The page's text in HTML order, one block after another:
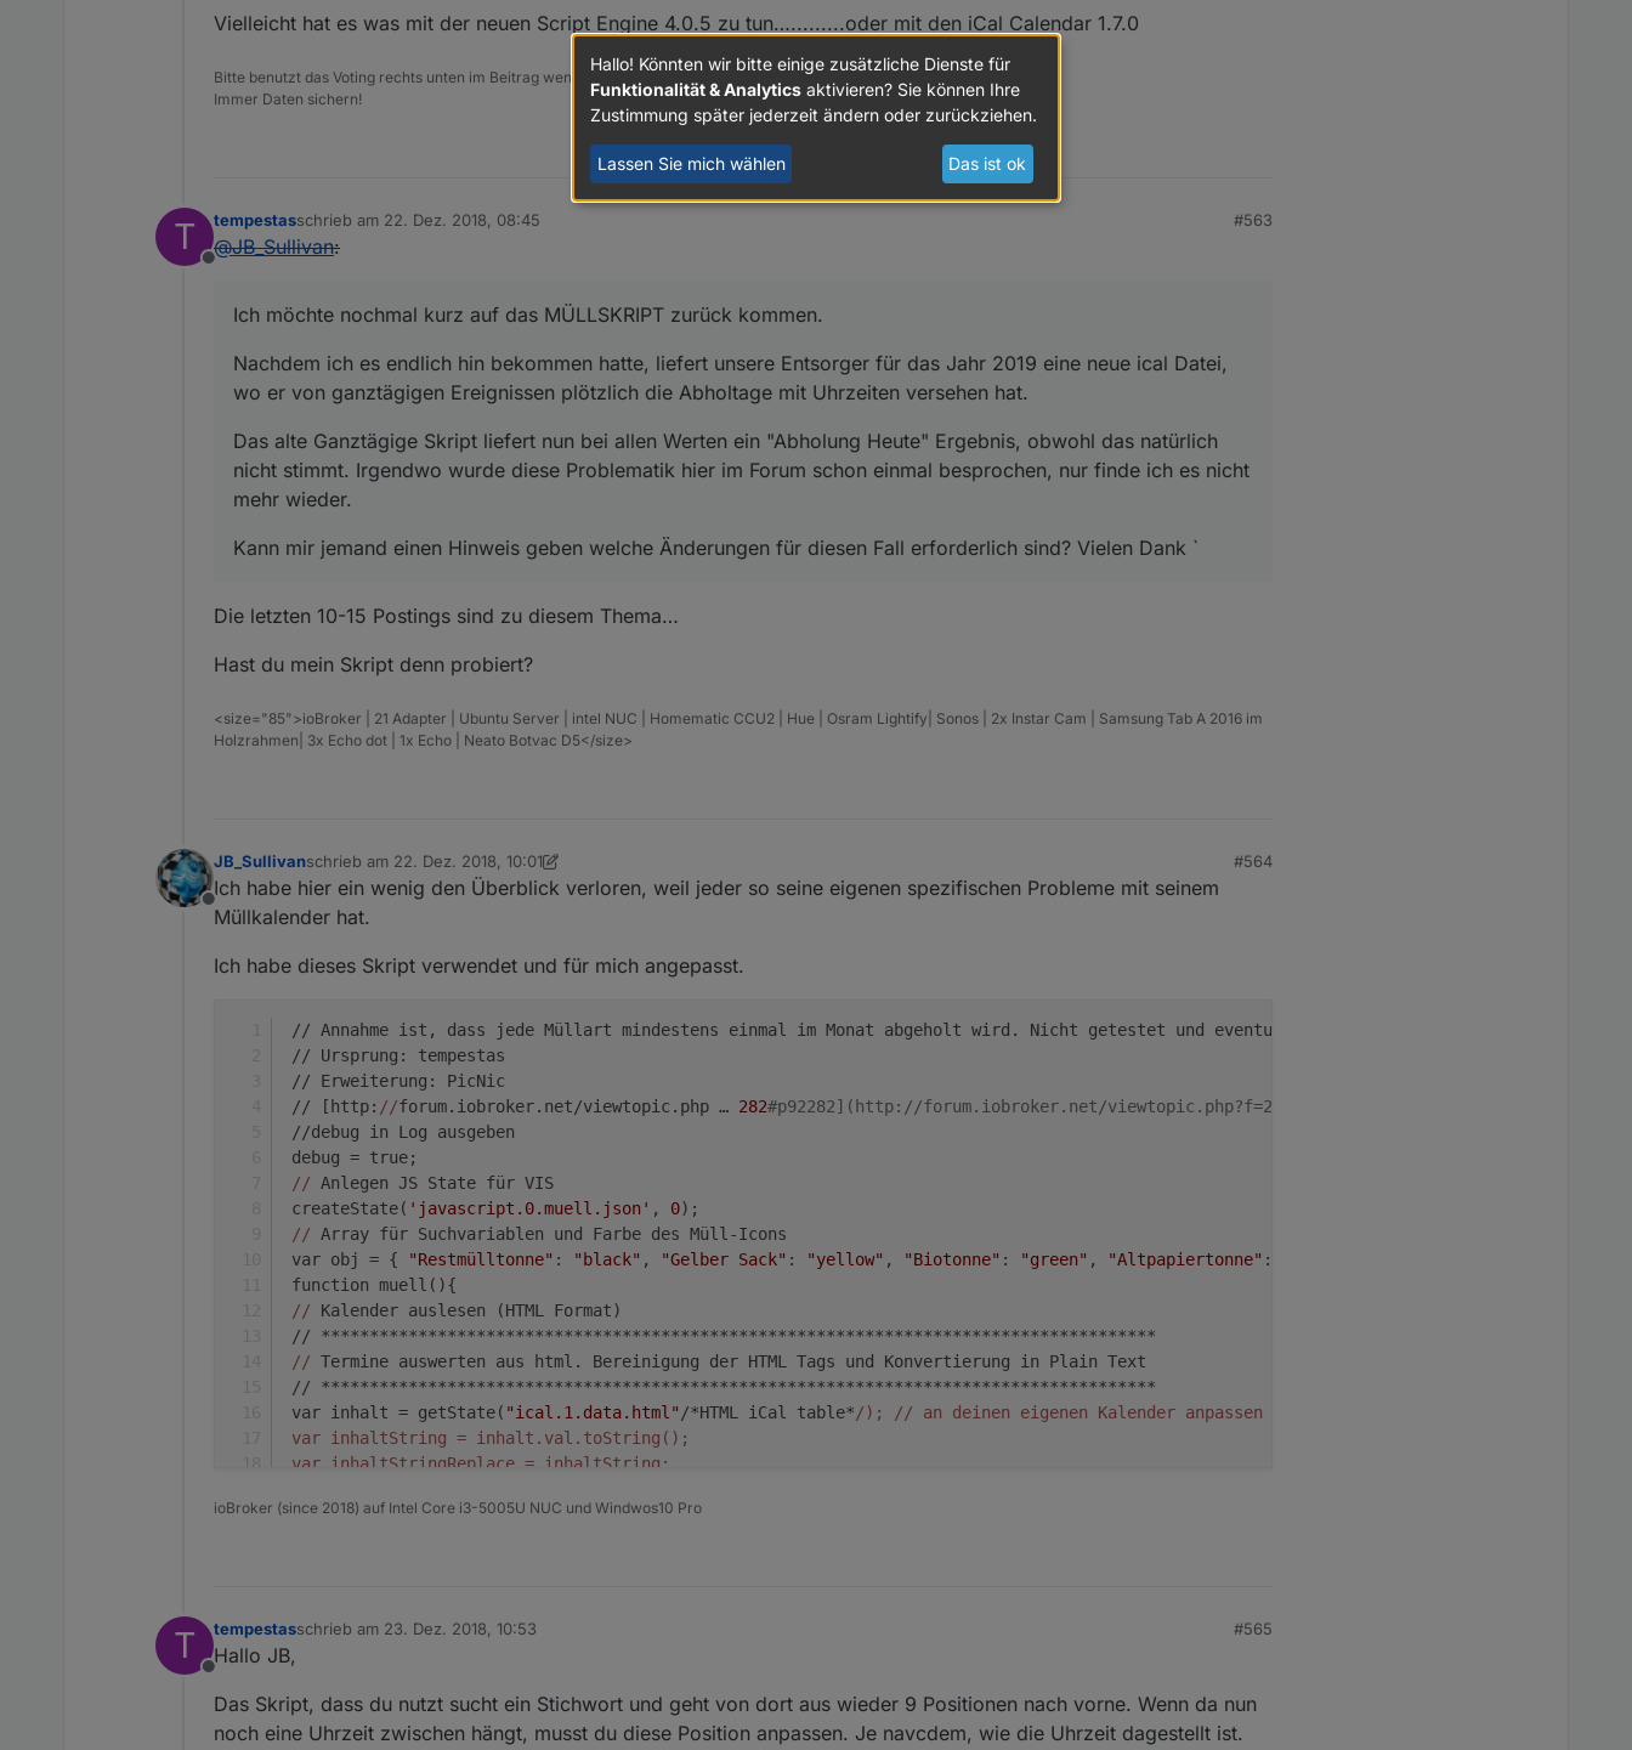
Vielleicht hat es was mit der neuen Script Engine 4.0.5 zu tun….........oder mit den iCal Calendar 1.7.0
Bitte benutzt das Voting rechts unten im Beitrag wenn er euch geholfen hat.
Immer Daten sichern!
T
Offline
tempestasschrieb am 22. Dez. 2018, 08:45
zuletzt editiert von
#563
@JB_Sullivan:
Ich möchte nochmal kurz auf das MÜLLSKRIPT zurück kommen.
Nachdem ich es endlich hin bekommen hatte, liefert unsere Entsorger für das Jahr 2019 eine neue ical Datei,
wo er von ganztägigen Ereignissen plötzlich die Abholtage mit Uhrzeiten versehen hat.
Das alte Ganztägige Skript liefert nun bei allen Werten ein "Abholung Heute" Ergebnis, obwohl das natürlich
nicht stimmt. Irgendwo wurde diese Problematik hier im Forum schon einmal besprochen, nur finde ich es nicht
mehr wieder.
Kann mir jemand einen Hinweis geben welche Änderungen für diesen Fall erforderlich sind? Vielen Dank `
Die letzten 10-15 Postings sind zu diesem Thema…
Hast du mein Skript denn probiert?
<size="85">ioBroker | 21 Adapter | Ubuntu Server | intel NUC | Homematic CCU2 | Hue | Osram Lightify| Sonos | 2x Instar Cam | Samsung Tab A 2016 im
Holzrahmen| 3x Echo dot | 1x Echo | Neato Botvac D5</size>
Offline
JB_Sullivanschrieb am 22. Dez. 2018, 10:01
zuletzt editiert von Jey Cee
#564
Ich habe hier ein wenig den Überblick verloren, weil jeder so seine eigenen spezifischen Probleme mit seinem
Müllkalender hat.
Ich habe dieses Skript verwendet und für mich angepasst.
// Annahme ist, dass jede Müllart mindestens einmal im Monat abgeholt wird. Nicht getestet und eventuell problematisch ist es, wenn Müll
// Ursprung: tempestas
// Erweiterung: PicNic
// [http: //forum.iobroker.net/viewtopic.php … 282#p92282](http://forum.iobroker.net/viewtopic.php?f=21&amp;t=3351&amp;p=92282#p92282)
//debug in Log ausgeben
debug = true;
// Anlegen JS State für VIS
createState( 'javascript.0.muell.json' , 0);
// Array für Suchvariablen und Farbe des Müll-Icons
var obj = {
"Restmülltonne" : "black" , "Gelber Sack" : "yellow" , "Biotonne" : "green" , "Altpapiertonne" :
function muell(){
// Kalender auslesen (HTML Format)
// **************************************************************************************
// Termine auswerten aus html. Bereinigung der HTML Tags und Konvertierung in Plain Text
// **************************************************************************************
var inhalt = getState( "ical.1.data.html" /*HTML iCal table*/); // an deinen eigenen Kalender anpassen
var inhaltString = inhalt.val.toString();
var inhaltStringReplace = inhaltString;
var i_search;
inhaltStringReplace=inhaltStringReplace.replace(/
/gi,
inhaltStringReplace=inhaltStringReplace.replace(
/<br\s\>/gi ,
);
inhaltStringReplace=inhaltStringReplace.replace(
// remove all else
ioBroker (since 2018) auf Intel Core i3-5005U NUC und Windwos10 Pro
T
Offline
tempestasschrieb am 23. Dez. 2018, 10:53
zuletzt editiert von
#565
Hallo JB,
Das Skript, dass du nutzt sucht ein Stichwort und geht von dort aus wieder 9 Positionen nach vorne. Wenn da nun
noch eine Uhrzeit zwischen hängt, musst du diese Position anpassen. Je navcdem, wie die Uhrzeit dagestellt ist.
Hallo! Könnten wir bitte einige zusätzliche Dienste für
Funktionalität & Analytics aktivieren? Sie können Ihre
Zustimmung später jederzeit ändern oder zurückziehen.
Lassen Sie mich wählen Das ist ok